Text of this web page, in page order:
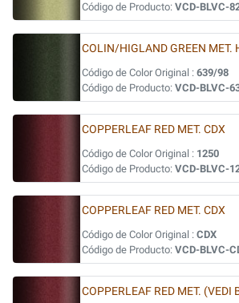
Código de Producto: VCD-BLVC-
COLIN/HIGLAND GREEN MET.
Código de Color Original : 639/98
Código de Producto: VCD-BLVC-
COPPERLEAF RED MET. CDX
Código de Color Original : 1250
Código de Producto: VCD-BLVC-
COPPERLEAF RED MET. CDX
Código de Color Original : CDX
Código de Producto: VCD-BLVC-
COPPERLEAF RED MET. (VEDI